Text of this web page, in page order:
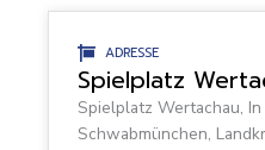
ADRESSE
Spielplatz
Spielplatz Wertachau,
Schwabmünchen,